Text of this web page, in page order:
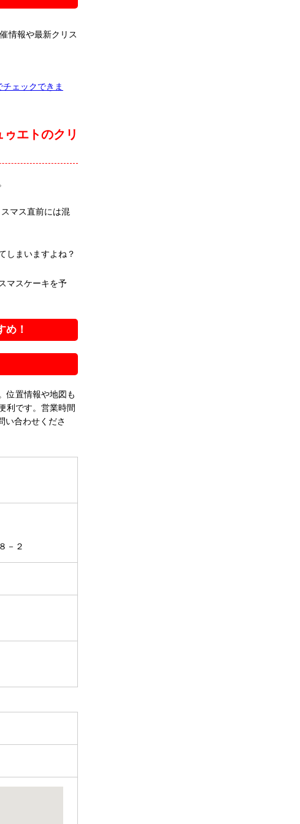
情報や最新クリス
チェックできま
エトのクリ
マス直前には混
しまいますよね？
マスケーキを予
！
位置情報や地図も
利です。営業時間
い合わせくださ
－２